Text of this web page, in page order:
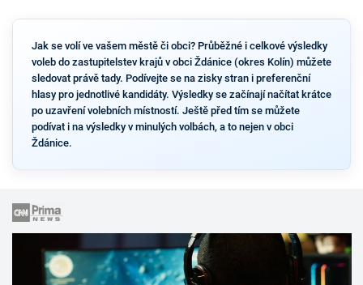
Jak se volí ve vašem městě či obci? Průběžné i celkové výsledky
voleb do zastupitelstev krajů v obci Ždánice (okres Kolín) můžete
sledovat právě tady. Podívejte se na zisky stran i preferenční
hlasy pro jednotlivé kandidáty. Výsledky se začínají načítat krátce
po uzavření volebních místností. Ještě před tím se můžete
podívat i na výsledky v minulých volbách, a to nejen v obci
Ždánice.